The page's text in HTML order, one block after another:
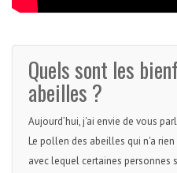
Quels sont les
abeilles ?
Aujourd’hui, j'ai envie de vous
Le pollen des abeilles qui n'a
avec lequel certaines personnes